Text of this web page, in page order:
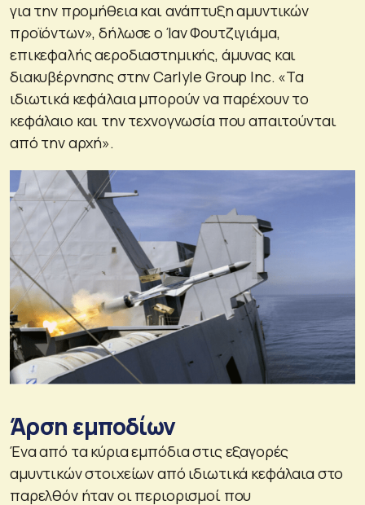
για την προμήθεια και ανάπτυξη αμυντικών
προϊόντων», δήλωσε ο Ίαν Φουτζιγιάμα,
επικεφαλής αεροδιαστημικής, άμυνας και
διακυβέρνησης στην Carlyle Group Inc. «Τα
ιδιωτικά κεφάλαια μπορούν να παρέχουν το
κεφάλαιο και την τεχνογνωσία που απαιτούνται
από την αρχή».
Άρση εμποδίων
Ένα από τα κύρια εμπόδια στις εξαγορές
αμυντικών στοιχείων από ιδιωτικά κεφάλαια στο
παρελθόν ήταν οι περιορισμοί που